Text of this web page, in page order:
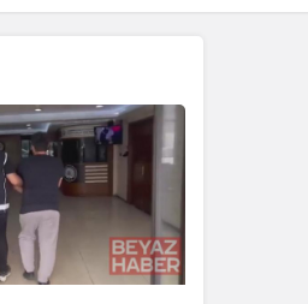
seçin.
seçin.